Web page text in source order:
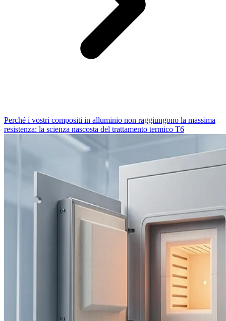
Perché i vostri compositi in alluminio non raggiungono la massima
resistenza: la scienza nascosta del trattamento termico T6